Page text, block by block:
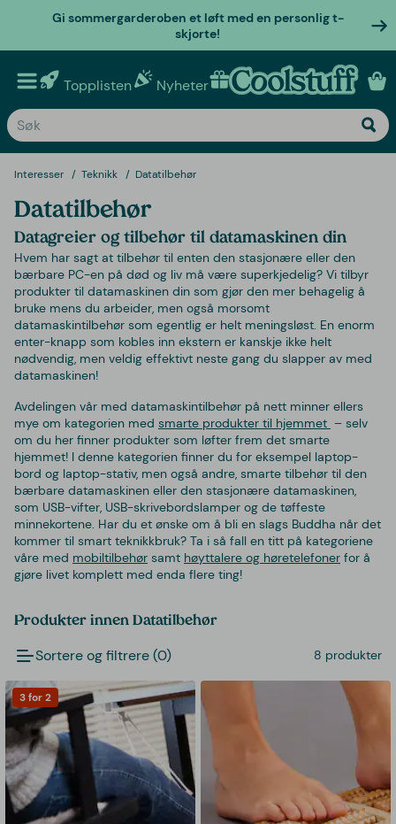
Gi sommergarderoben et løft med en personlig t-
skjorte!
Topplisten Nyheter Personlige gaver
Interesser Teknikk Datatilbehør
Datatilbehør
Datagreier og tilbehør til datamaskinen din
Hvem har sagt at tilbehør til enten den stasjonære eller den
bærbare PC-en på død og liv må være superkjedelig? Vi tilbyr
produkter til datamaskinen din som gjør den mer behagelig å
bruke mens du arbeider, men også morsomt
datamaskintilbehør som egentlig er helt meningsløst. En enorm
enter-knapp som kobles inn ekstern er kanskje ikke helt
nødvendig, men veldig effektivt neste gang du slapper av med
datamaskinen!
Avdelingen vår med datamaskintilbehør på nett minner ellers
mye om kategorien med smarte produkter til hjemmet – selv
om du her finner produkter som løfter frem det smarte
hjemmet! I denne kategorien finner du for eksempel laptop-
bord og laptop-stativ, men også andre, smarte tilbehør til den
bærbare datamaskinen eller den stasjonære datamaskinen,
som USB-vifter, USB-skrivebordslamper og de tøffeste
minnekortene. Har du et ønske om å bli en slags Buddha når det
kommer til smart teknikkbruk? Ta i så fall en titt på kategoriene
våre med mobiltilbehør samt høyttalere og høretelefoner for å
gjøre livet komplett med enda flere ting!
Produkter innen Datatilbehør
Sortere og filtrere (0) 8 produkter
3 for 2